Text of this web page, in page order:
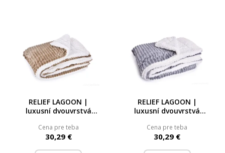
RELIEF LAGOON |
luxusní dvouvrstvá
| LAGOON VELVET &
hebká beránčí imitace |
Cena pre teba
30,29 €
RELIEF LAGOON |
luxusní dvouvrstvá
| LAGOON VELVET &
hebká beránčí imitace |
Cena pre teba
30,29 €